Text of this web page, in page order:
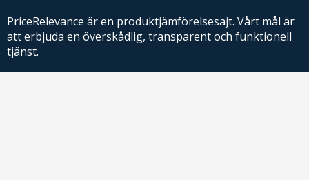
PriceRelevance är en produktjämförelsesajt. Vårt mål är
att erbjuda en överskådlig, transparent och funktionell
tjänst.
PriceRelevance ägs och drivs av AdRelevance Sverige AB.